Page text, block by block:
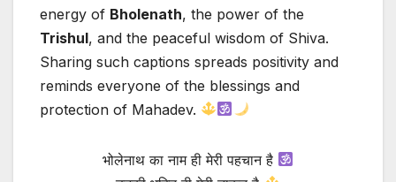
energy of Bholenath, the power of the
Trishul, and the peaceful wisdom of Shiva.
Sharing such captions spreads positivity and
reminds everyone of the blessings and
protection of Mahadev.
भोलेनाथ का नाम ही मेरी पहचान है